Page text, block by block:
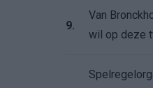
9.
Van
wil op deze